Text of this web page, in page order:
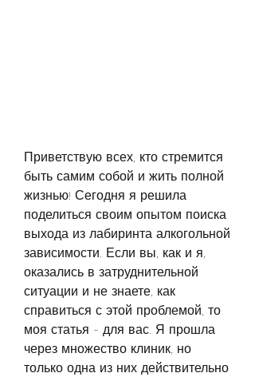
Приветствую всех, кто стремится
быть самим собой и жить полной
жизнью! Сегодня я решила
поделиться своим опытом поиска
выхода из лабиринта алкогольной
зависимости. Если вы, как и я,
оказались в затруднительной
ситуации и не знаете, как
справиться с этой проблемой, то
моя статья - для вас. Я прошла
через множество клиник, но
только одна из них действительно